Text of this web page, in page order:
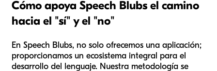
Cómo apoya Speech Blubs el camino
hacia el "sí" y el "no"
En Speech Blubs, no solo ofrecemos una aplicación;
proporcionamos un ecosistema integral para el
desarrollo del lenguaje. Nuestra metodología se